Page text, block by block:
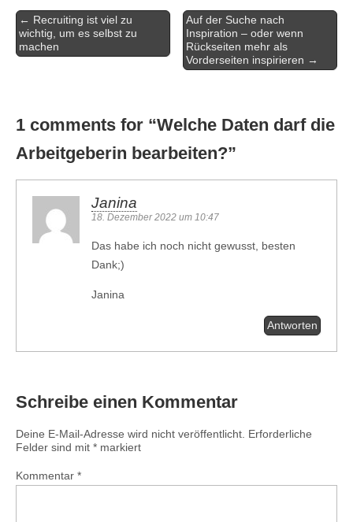
Artikel-
Navigation
← Recruiting ist viel zu
wichtig, um es selbst zu
machen
Auf der Suche nach
Inspiration – oder wenn
Rückseiten mehr als
Vorderseiten inspirieren →
1 comments for “Welche Daten darf die
Arbeitgeberin bearbeiten?”
Janina
18. Dezember 2022 um 10:47
Das habe ich noch nicht gewusst, besten
Dank;)
Janina
Antworten
Schreibe einen Kommentar
Deine E-Mail-Adresse wird nicht veröffentlicht. Erforderliche
Felder sind mit * markiert
Kommentar *